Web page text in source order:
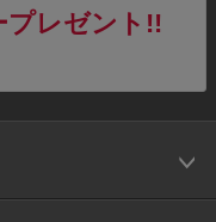
プレゼント!!